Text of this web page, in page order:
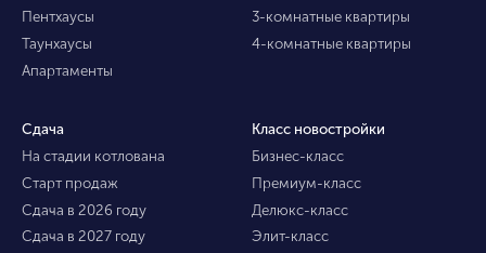
Пентхаусы
Таунхаусы
Апартаменты
3-комнатные квартиры
4-комнатные квартиры
Сдача
На стадии котлована
Старт продаж
Сдача в 2026 году
Сдача в 2027 году
Класс новостройки
Бизнес-класс
Премиум-класс
Делюкс-класс
Элит-класс